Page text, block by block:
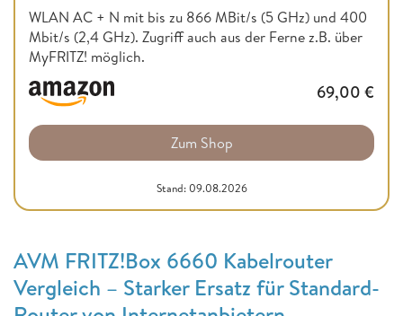
WLAN AC + N mit bis zu 866 MBit/s (5 GHz) und 400
Mbit/s (2,4 GHz). Zugriff auch aus der Ferne z.B. über
MyFRITZ! möglich.
69,00 €
Zum Shop
Stand: 09.08.2026
AVM FRITZ!Box 6660 Kabelrouter
Vergleich – Starker Ersatz für Standard-